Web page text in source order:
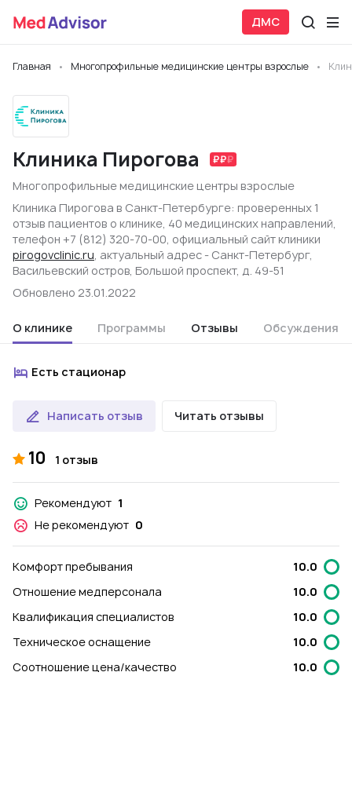
ДМС
Главная Многопрофильные медицинские центры взрослые
Клиника Пирогова
Многопрофильные медицинские центры взрослые
Клиника Пирогова в Санкт-Петербурге: проверенных 1
отзыв пациентов о клинике, 40 медицинских направлений,
телефон +7 (812) 320-70-00, официальный сайт клиники
pirogovclinic.ru, актуальный адрес - Санкт-Петербург,
Васильевский остров, Большой проспект, д. 49-51
Обновлено 23.01.2022
О клинике Программы Отзывы Обсуждения
Есть стационар
Написать отзыв Читать отзывы
10 1 отзыв
Рекомендуют 1
Не рекомендуют 0
Комфорт пребывания
10.0
Отношение медперсонала
10.0
Квалификация специалистов
10.0
Техническое оснащение
10.0
Соотношение цена/качество
10.0